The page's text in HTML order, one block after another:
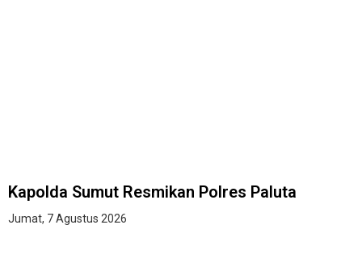
Kapolda Sumut Resmikan Polres Paluta
Jumat, 7 Agustus 2026